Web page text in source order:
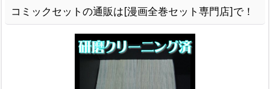
コミックセットの通販は[漫画全巻セット専門店]で！